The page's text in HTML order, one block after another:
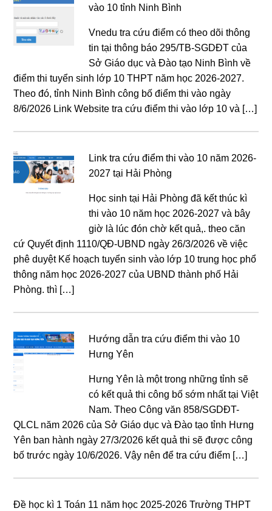
vào 10 tỉnh Ninh Bình
Vnedu tra cứu điểm có theo dõi thông
tin tại thông báo 295/TB-SGDĐT của
Sở Giáo dục và Đào tạo Ninh Bình về
điểm thi tuyển sinh lớp 10 THPT năm học 2026-2027.
Theo đó, tỉnh Ninh Bình công bố điểm thi vào ngày
8/6/2026 Link Website tra cứu điểm thi vào lớp 10 và […]
Link tra cứu điểm thi vào 10 năm 2026-
2027 tại Hải Phòng
Học sinh tại Hải Phòng đã kết thúc kì
thi vào 10 năm học 2026-2027 và bây
giờ là lúc đón chờ kết quả,. theo căn
cứ Quyết định 1110/QĐ-UBND ngày 26/3/2026 về việc
phê duyệt Kế hoạch tuyển sinh vào lớp 10 trung học phổ
thông năm học 2026-2027 của UBND thành phố Hải
Phòng. thì […]
Hướng dẫn tra cứu điểm thi vào 10
Hưng Yên
Hưng Yên là một trong những tỉnh sẽ
có kết quả thi công bố sớm nhất tại Việt
Nam. Theo Công văn 858/SGDĐT-
QLCL năm 2026 của Sở Giáo dục và Đào tạo tỉnh Hưng
Yên ban hành ngày 27/3/2026 kết quả thi sẽ được công
bố trước ngày 10/6/2026. Vậy nên để tra cứu điểm […]
Đề học kì 1 Toán 11 năm học 2025-2026 Trường THPT